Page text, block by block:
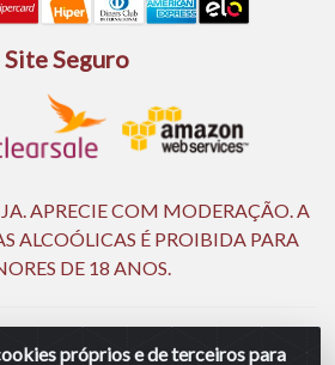
próprios e de terceiros para
Site Seguro
APRECIE COM MODERAÇÃO. A
ALCOÓLICAS É PROIBIDA PARA
DE 18 ANOS.
| CNPJ 05.390.477/0002-25 - Rod BR